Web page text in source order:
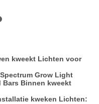
kweekt Lichten voor
Grow Light
Bars Binnen kweekt
kweken Lichten: